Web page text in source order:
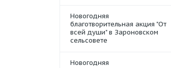
Новогодняя
благотворительная акция "От
всей души" в Зароновском
сельсовете
Новогодняя